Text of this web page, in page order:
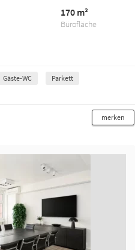
Bürofläche
170 m²
Gäste-WC
Parkett
merken